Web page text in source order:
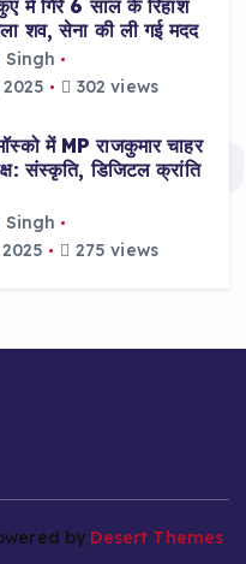
में गिरे 6 साल के रिहांश
शव, सेना की ली गई मदद
302 views
में MP राजकुमार चाहर
संस्कृति, डिजिटल क्रांति
275 views
by Desert Themes